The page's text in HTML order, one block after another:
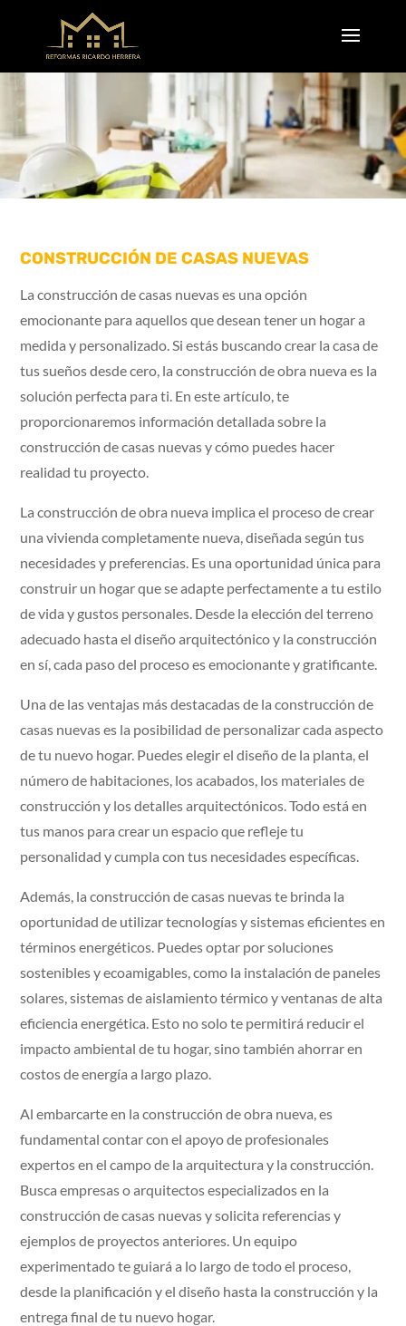
CONSTRUCCIÓN DE CASAS NUEVAS
La construcción de casas nuevas es una opción
emocionante para aquellos que desean tener un hogar a
medida y personalizado. Si estás buscando crear la casa de
tus sueños desde cero, la construcción de obra nueva es la
solución perfecta para ti. En este artículo, te
proporcionaremos información detallada sobre la
construcción de casas nuevas y cómo puedes hacer
realidad tu proyecto.
La construcción de obra nueva implica el proceso de crear
una vivienda completamente nueva, diseñada según tus
necesidades y preferencias. Es una oportunidad única para
construir un hogar que se adapte perfectamente a tu estilo
de vida y gustos personales. Desde la elección del terreno
adecuado hasta el diseño arquitectónico y la construcción
en sí, cada paso del proceso es emocionante y gratificante.
Una de las ventajas más destacadas de la construcción de
casas nuevas es la posibilidad de personalizar cada aspecto
de tu nuevo hogar. Puedes elegir el diseño de la planta, el
número de habitaciones, los acabados, los materiales de
construcción y los detalles arquitectónicos. Todo está en
tus manos para crear un espacio que refleje tu
personalidad y cumpla con tus necesidades específicas.
Además, la construcción de casas nuevas te brinda la
oportunidad de utilizar tecnologías y sistemas eficientes en
términos energéticos. Puedes optar por soluciones
sostenibles y ecoamigables, como la instalación de paneles
solares, sistemas de aislamiento térmico y ventanas de alta
eficiencia energética. Esto no solo te permitirá reducir el
impacto ambiental de tu hogar, sino también ahorrar en
costos de energía a largo plazo.
Al embarcarte en la construcción de obra nueva, es
fundamental contar con el apoyo de profesionales
expertos en el campo de la arquitectura y la construcción.
Busca empresas o arquitectos especializados en la
construcción de casas nuevas y solicita referencias y
ejemplos de proyectos anteriores. Un equipo
experimentado te guiará a lo largo de todo el proceso,
desde la planificación y el diseño hasta la construcción y la
entrega final de tu nuevo hogar.